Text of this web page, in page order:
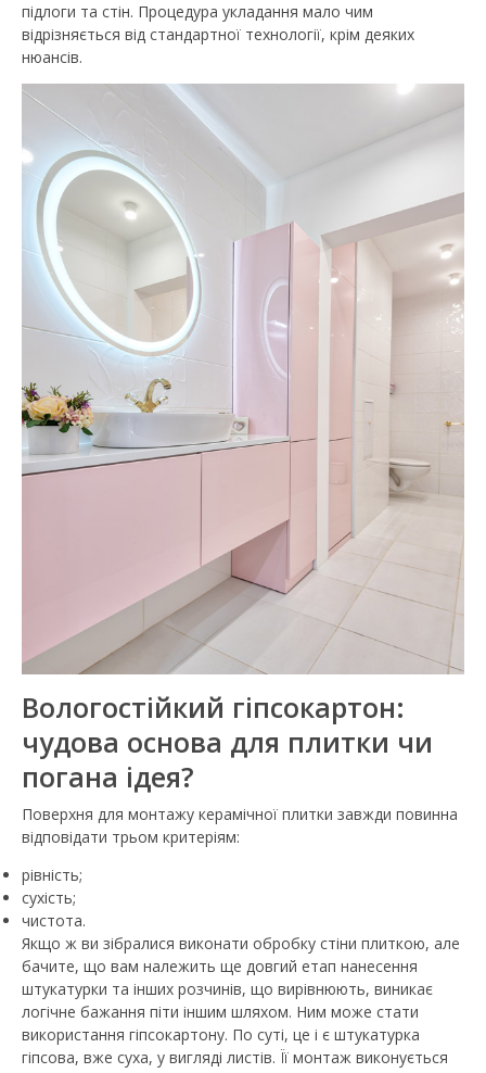
підлоги та стін. Процедура укладання мало чим
відрізняється від стандартної технології, крім деяких
нюансів.
Вологостійкий гіпсокартон:
чудова основа для плитки чи
погана ідея?
Поверхня для монтажу керамічної плитки завжди повинна
відповідати трьом критеріям:
рівність;
сухість;
чистота.
Якщо ж ви зібралися виконати обробку стіни плиткою, але
бачите, що вам належить ще довгий етап нанесення
штукатурки та інших розчинів, що вирівнюють, виникає
логічне бажання піти іншим шляхом. Ним може стати
використання гіпсокартону. По суті, це і є штукатурка
гіпсова, вже суха, у вигляді листів. Її монтаж виконується